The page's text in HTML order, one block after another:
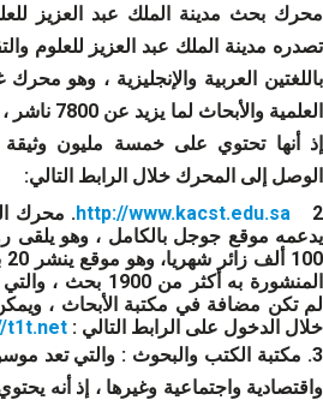
محرك بحث مدينة الملك عبد العزيز
تصدره مدينة الملك عبد العزيز للعلوم
باللغتين العربية والإنجليزية ، وهو
إذ أنها تحتوي على خمسة مليون وثيقة
الوصل إلى المحرك خلال الرابط التالي:
http://www.kacst.edu.sa 2 . محرك
يدعمه موقع جوجل بالكامل ، وهو يلقى
المنشورة به أكثر
لم تكن مضافة في مكتبة الأبحاث ،
خلال الدخول على الرابط التالي : t1t.net
3. مكتبة الكتب والبحوث : والتي تعد